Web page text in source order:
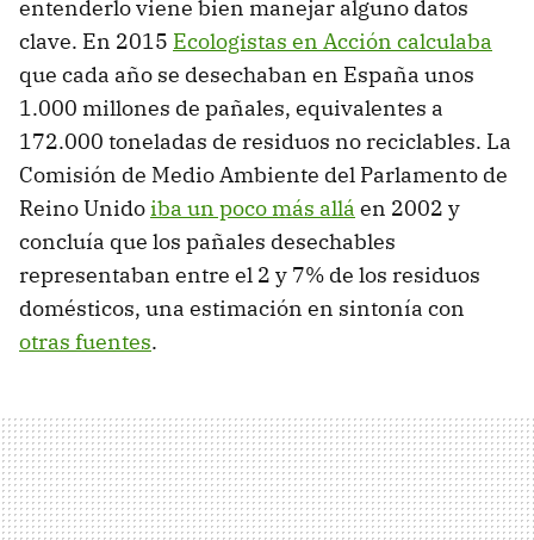
entenderlo viene bien manejar alguno datos
clave. En 2015 Ecologistas en Acción calculaba
que cada año se desechaban en España unos
1.000 millones de pañales, equivalentes a
172.000 toneladas de residuos no reciclables. La
Comisión de Medio Ambiente del Parlamento de
Reino Unidoiba un poco más allá en 2002 y
concluía que los pañales desechables
representaban entre el 2 y 7% de los residuos
domésticos, una estimación en sintonía con
otras fuentes.